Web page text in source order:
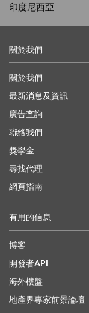
印度尼西亞
關於我們
關於我們
最新消息及資訊
廣告查詢
聯絡我們
獎學金
尋找代理
網頁指南
有用的信息
博客
開發者API
海外樓盤
地產界專家前景論壇